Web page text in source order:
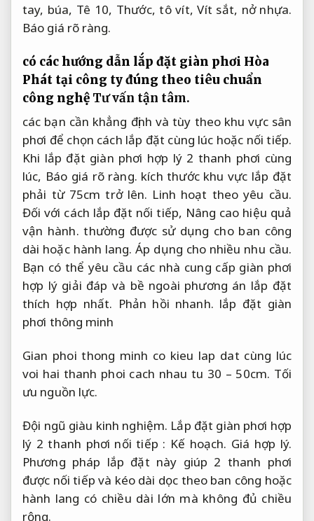
tay, búa, Tê 10, Thước, tô vít, Vít sắt, nở nhựa.
Báo giá rõ ràng.
có các hướng dẫn lắp đặt giàn phơi Hòa
Phát tại công ty đúng theo tiêu chuẩn
công nghệ Tư vấn tận tâm.
các bạn cần khẳng định và tùy theo khu vực sân
phơi để chọn cách lắp đặt cùng lúc hoặc nối tiếp.
Khi lắp đặt giàn phơi hợp lý 2 thanh phơi cùng
lúc, Báo giá rõ ràng. kích thước khu vực lắp đặt
phải từ 75cm trở lên. Linh hoạt theo yêu cầu.
Đối với cách lắp đặt nối tiếp, Nâng cao hiệu quả
vận hành. thường được sử dụng cho ban công
dài hoặc hành lang.Áp dụng cho nhiều nhu cầu.
Bạn có thể yêu cầu các nhà cung cấp giàn phơi
hợp lý giải đáp và bề ngoài phương án lắp đặt
thích hợp nhất. Phản hồi nhanh. lắp đặt giàn
phơi thông minh
Gian phoi thong minh co kieu lap dat cùng lúc
voi hai thanh phoi cach nhau tu 30 – 50cm. Tối
ưu nguồn lực.
Đội ngũ giàu kinh nghiệm. Lắp đặt giàn phơi hợp
lý 2 thanh phơi nối tiếp : Kế hoạch. Giá hợp lý.
Phương pháp lắp đặt này giúp 2 thanh phơi
được nối tiếp và kéo dài dọc theo ban công hoặc
hành lang có chiều dài lớn mà không đủ chiều
rộng.